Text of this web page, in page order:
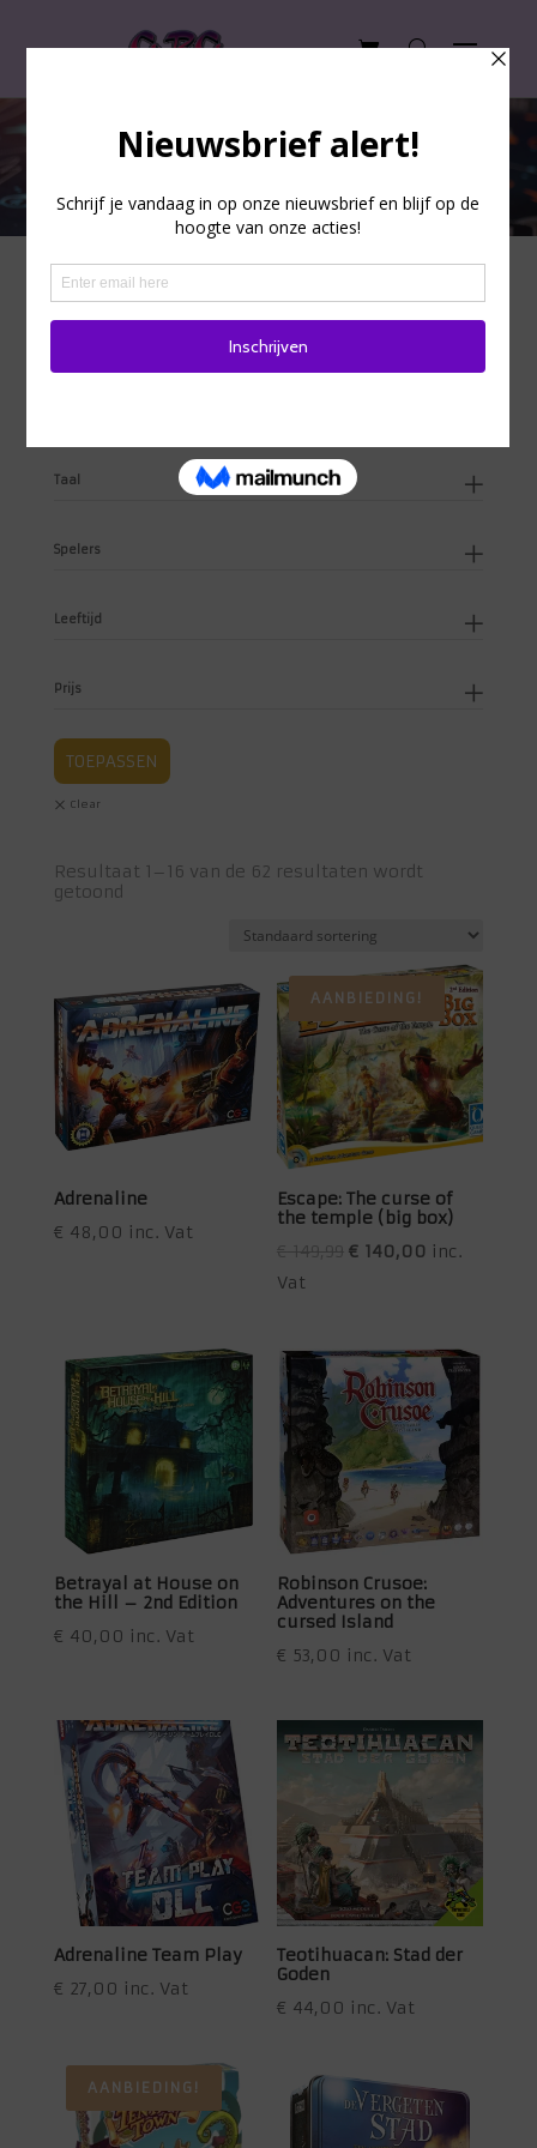
De winkel
Koopje
Taal
Spelers
Leeftijd
Prijs
TOEPASSEN
Resultaat 1–16 van de 62 resultaten wordt
getoond
Adrenaline
€ 48,00 inc. Vat
AANBIEDING!
Escape: The curse of
the temple (big box)
Oorspronkelijke
€ 140,00 Huidige
€ 140,00.
inc.
Vat
Betrayal at House on
the Hill – 2nd Edition
€ 40,00 inc. Vat
Robinson Crusoe:
Adventures on the
cursed Island
€ 53,00 inc. Vat
Adrenaline Team Play
€ 27,00 inc. Vat
Teotihuacan: Stad der
Goden
€ 44,00 inc. Vat
AANBIEDING!